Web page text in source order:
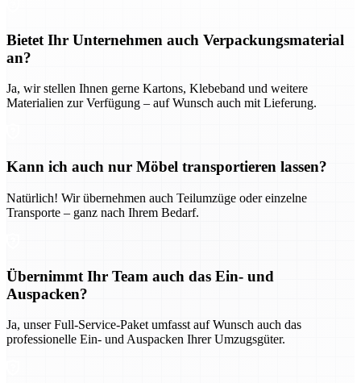
Bietet Ihr Unternehmen auch Verpackungsmaterial
an?
Ja, wir stellen Ihnen gerne Kartons, Klebeband und weitere
Materialien zur Verfügung – auf Wunsch auch mit Lieferung.
Kann ich auch nur Möbel transportieren lassen?
Natürlich! Wir übernehmen auch Teilumzüge oder einzelne
Transporte – ganz nach Ihrem Bedarf.
Übernimmt Ihr Team auch das Ein- und
Auspacken?
Ja, unser Full-Service-Paket umfasst auf Wunsch auch das
professionelle Ein- und Auspacken Ihrer Umzugsgüter.